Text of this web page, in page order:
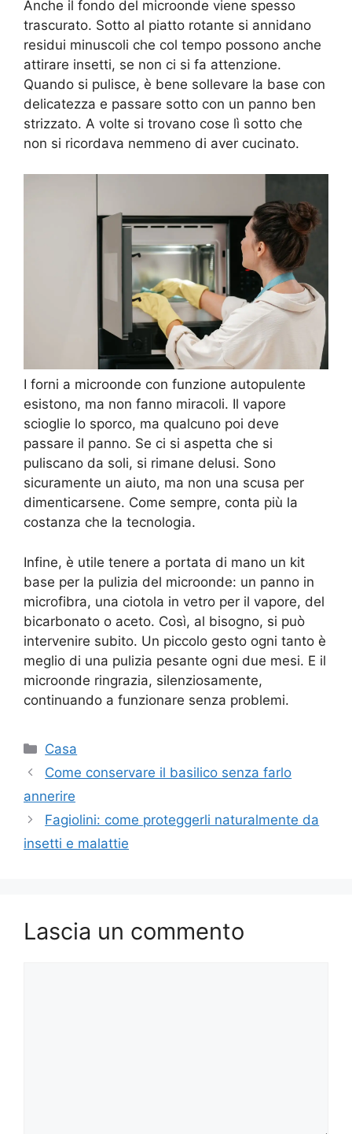
Anche il fondo del microonde viene spesso
trascurato. Sotto al piatto rotante si annidano
residui minuscoli che col tempo possono anche
attirare insetti, se non ci si fa attenzione.
Quando si pulisce, è bene sollevare la base con
delicatezza e passare sotto con un panno ben
strizzato. A volte si trovano cose lì sotto che
non si ricordava nemmeno di aver cucinato.
I forni a microonde con funzione autopulente
esistono, ma non fanno miracoli. Il vapore
scioglie lo sporco, ma qualcuno poi deve
passare il panno. Se ci si aspetta che si
puliscano da soli, si rimane delusi. Sono
sicuramente un aiuto, ma non una scusa per
dimenticarsene. Come sempre, conta più la
costanza che la tecnologia.
Infine, è utile tenere a portata di mano un kit
base per la pulizia del microonde: un panno in
microfibra, una ciotola in vetro per il vapore, del
bicarbonato o aceto. Così, al bisogno, si può
intervenire subito. Un piccolo gesto ogni tanto è
meglio di una pulizia pesante ogni due mesi. E il
microonde ringrazia, silenziosamente,
continuando a funzionare senza problemi.
Categorie
Casa
Come conservare il basilico senza farlo
annerire
Fagiolini: come proteggerli naturalmente da
insetti e malattie
Lascia un commento